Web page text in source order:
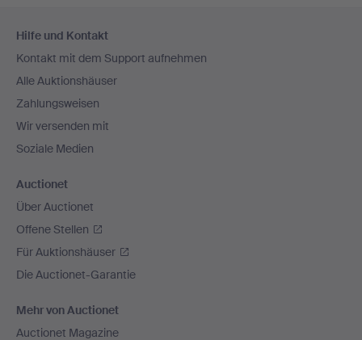
Navigation
Hilfe und Kontakt
Kontakt mit dem Support aufnehmen
Alle Auktionshäuser
Zahlungsweisen
Wir versenden mit
Soziale Medien
Auctionet
Über Auctionet
Offene Stellen
Für Auktionshäuser
Die Auctionet-Garantie
Mehr von Auctionet
Auctionet Magazine